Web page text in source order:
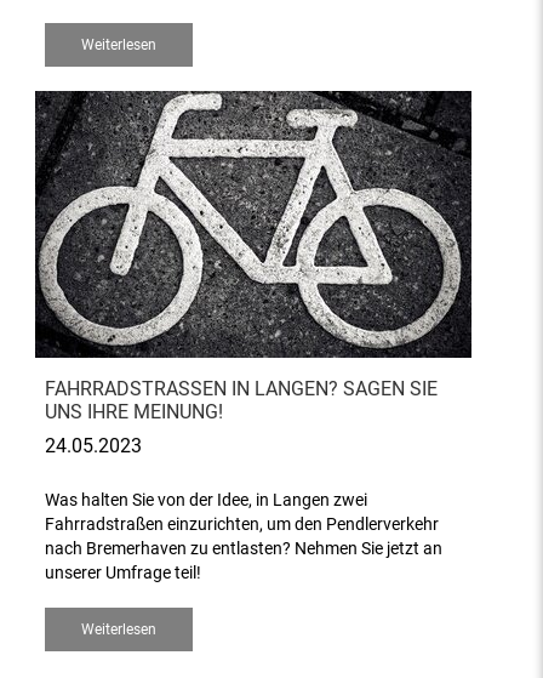
Weiterlesen
FAHRRADSTRASSEN IN LANGEN? SAGEN SIE U
NS IHRE MEINUNG!
24.05.2023
Was halten Sie von der Idee, in Langen zwei
Fahrradstraßen einzurichten, um den Pendlerverkehr
nach Bremerhaven zu entlasten? Nehmen Sie jetzt an
unserer Umfrage teil!
Weiterlesen